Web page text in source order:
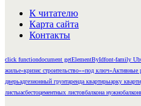
К читателю
Карта сайта
Контакты
click functiondocument getElementByIdfont-family
жилье«кризис строительство»«под ключ»Активные
дверьадгезионный грунтаренда квартирыарку
листыасбестоцементных листовбалкона нужно